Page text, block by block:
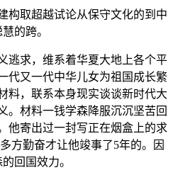
取超越试论从保守文化的到中
慧的跨。
求，维系着华夏大地上各个平
代又一代中华儿女为祖国成长繁
料，联系本身现实谈谈新时代大
。材料一钱学森降服沉沉坚苦回
他寄出过一封写正在烟盒上的求
方勤奋才让他竣事了5年的。因
回国效力。